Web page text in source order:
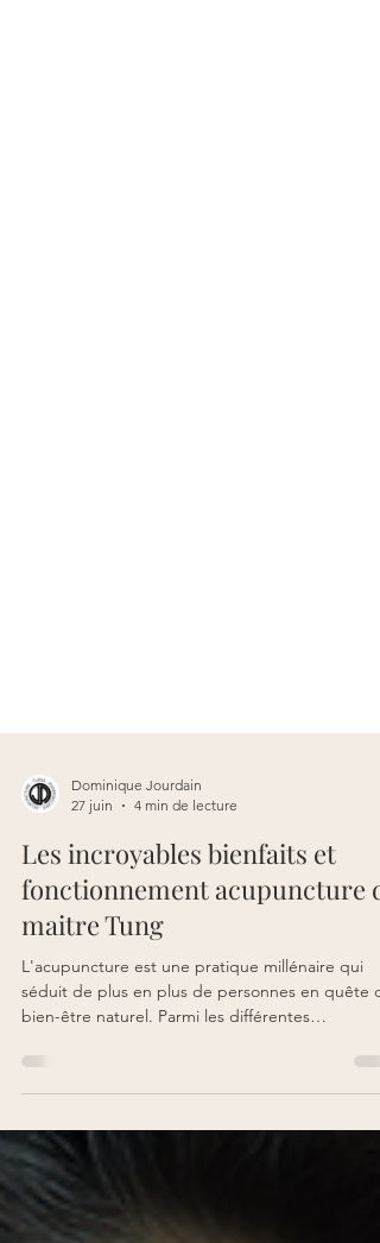
27 juin
4 min de lecture
Les incroyables bienfaits et
fonctionnement acupuncture
maitre Tung
L'acupuncture est une pratique millénaire qui
bien-être naturel. Parmi les différentes
techniques, la méthode Tung se distingue par
douleurs, de stress, de troubles du sommeil ou
déséquilibres liés à la santé féminine, cette
approche pourrait bien transformer votre
quotidien. Découvrons ensemble le